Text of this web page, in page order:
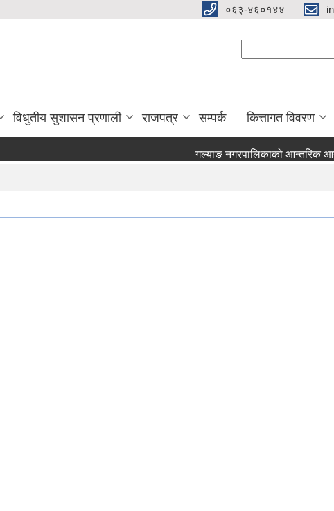
०६३-४६०१४४
विधुतीय सुशासन प्रणाली राजपत्र सम्पर्क कित्तागत विवरण
गल्याङ नगरपालिकाको आन्तरिक आय